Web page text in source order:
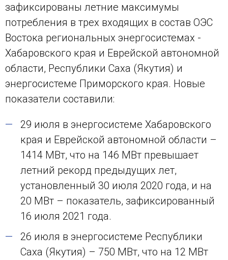
зафиксированы летние максимумы
потребления в трех входящих в состав ОЭС
Востока региональных энергосистемах -
Хабаровского края и Еврейской автономной
области, Республики Саха (Якутия) и
энергосистеме Приморского края. Новые
показатели составили:
29 июля в энергосистеме Хабаровского
края и Еврейской автономной области –
1414 МВт, что на 146 МВт превышает
летний рекорд предыдущих лет,
установленный 30 июля 2020 года, и на
20 МВт – показатель, зафиксированный
16 июля 2021 года.
26 июля в энергосистеме Республики
Саха (Якутия) – 750 МВт, что на 12 МВт